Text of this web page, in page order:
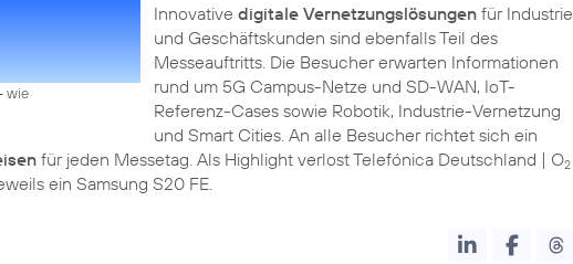
wie
Innovative digitale Vernetzungslösungenfür Industrie
und Geschäftskunden sind ebenfalls Teil des
Messeauftritts. Die Besucher erwarten Informationen
rund um 5G Campus-Netze und SD-WAN, IoT-
Referenz-Cases sowie Robotik, Industrie-Vernetzung
und Smart Cities. An alle Besucher richtet sich ein
für jeden Messetag. Als Highlight verlost Telefónica Deutschland | O2
ein Samsung S20 FE.